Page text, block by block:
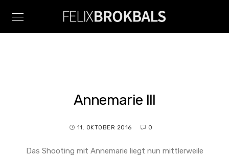
Annemarie III
11. OKTOBER 2016 0
Das Shooting mit Annemarie liegt nun mittlerweile